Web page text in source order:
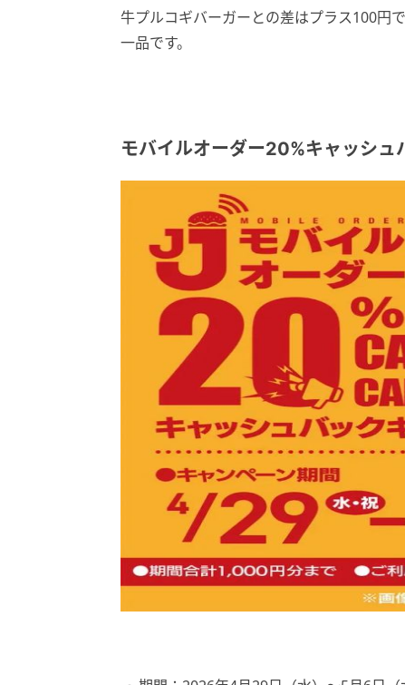
牛プルコギバーガーとの差はプラス100円
一品です。
モバイルオーダー20%キャッシュ